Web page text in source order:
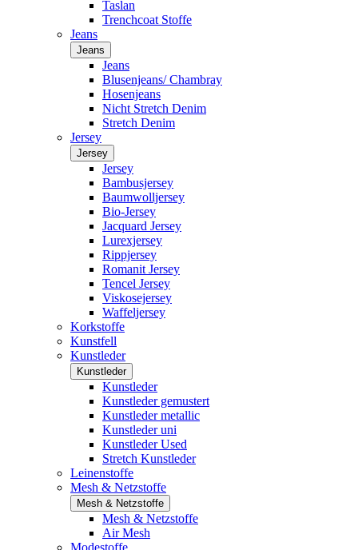
Taslan
Trenchcoat Stoffe
Jeans
Jeans
Jeans
Blusenjeans/ Chambray
Hosenjeans
Nicht Stretch Denim
Stretch Denim
Jersey
Jersey
Jersey
Bambusjersey
Baumwolljersey
Bio-Jersey
Jacquard Jersey
Lurexjersey
Rippjersey
Romanit Jersey
Tencel Jersey
Viskosejersey
Waffeljersey
Korkstoffe
Kunstfell
Kunstleder
Kunstleder
Kunstleder
Kunstleder gemustert
Kunstleder metallic
Kunstleder uni
Kunstleder Used
Stretch Kunstleder
Leinenstoffe
Mesh & Netzstoffe
Mesh & Netzstoffe
Mesh & Netzstoffe
Air Mesh
Modestoffe